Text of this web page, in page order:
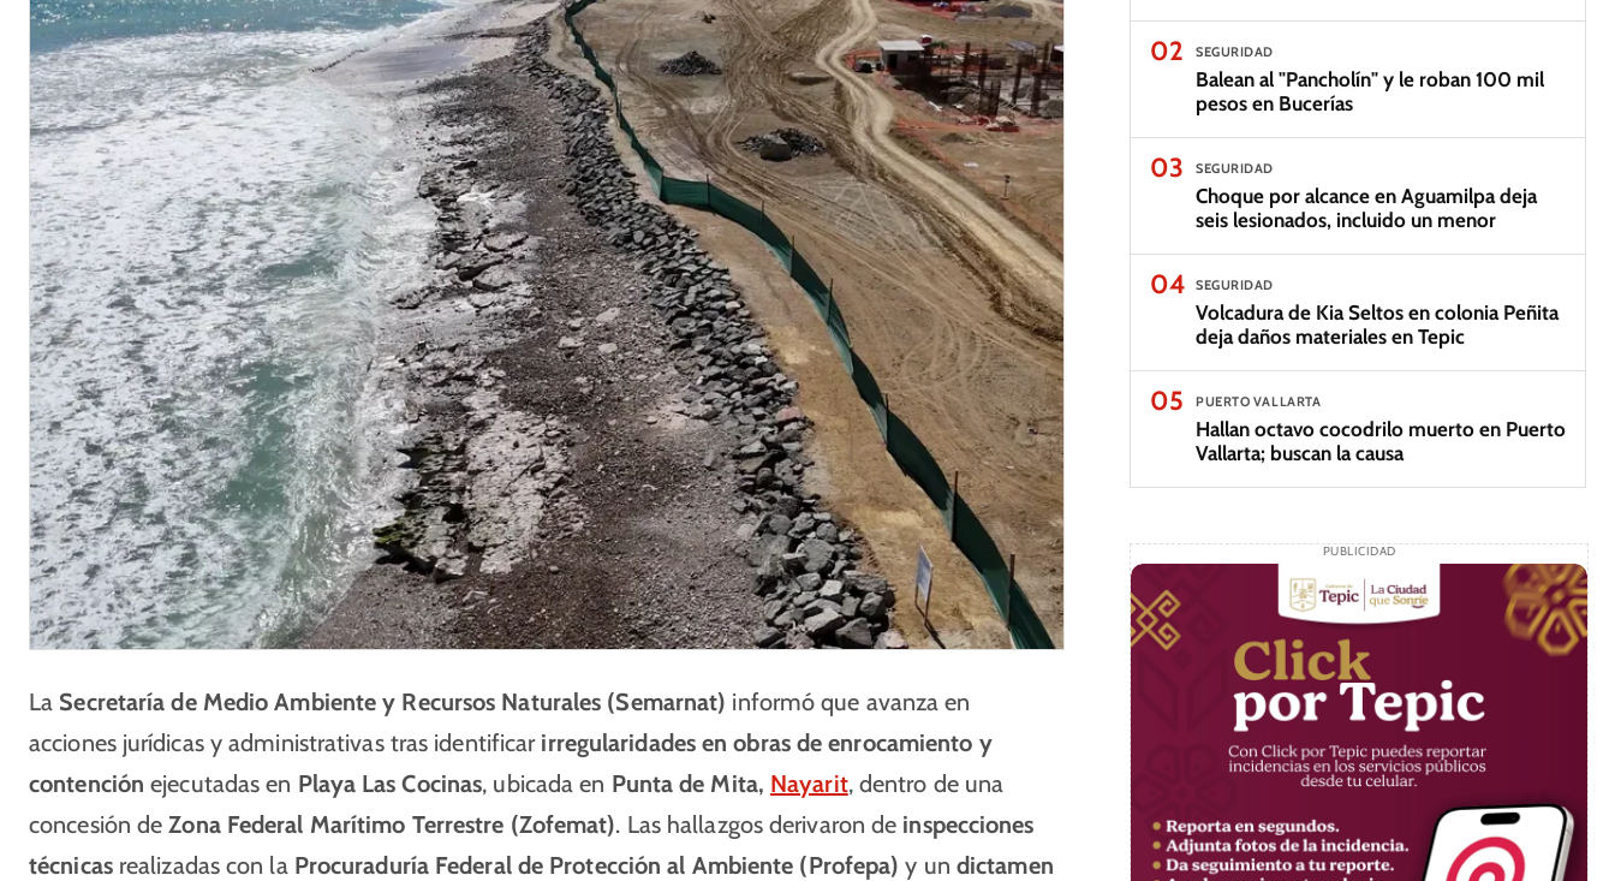
La Secretaría de Medio Ambiente y Recursos Naturales (Semarnat) informó que avanza en
acciones jurídicas y administrativas tras identificar irregularidades en obras de enrocamiento y
contención ejecutadas en Playa Las Cocinas, ubicada en Punta de Mita, Nayarit, dentro de una
concesión deZona Federal Marítimo Terrestre (Zofemat). Las hallazgos derivaron de inspecciones
técnicasrealizadas con la Procuraduría Federal de Protección al Ambiente (Profepa) y un dictamen
02 SEGURIDAD
Balean al "Pancholín" y le roban 100 mil
pesos en Bucerías
03 SEGURIDAD
Choque por alcance en Aguamilpa deja
seis lesionados, incluido un menor
04 SEGURIDAD
Volcadura de Kia Seltos en colonia Peñita
deja daños materiales en Tepic
05 PUERTO VALLARTA
Hallan octavo cocodrilo muerto en Puerto
Vallarta; buscan la causa
PUBLICIDAD